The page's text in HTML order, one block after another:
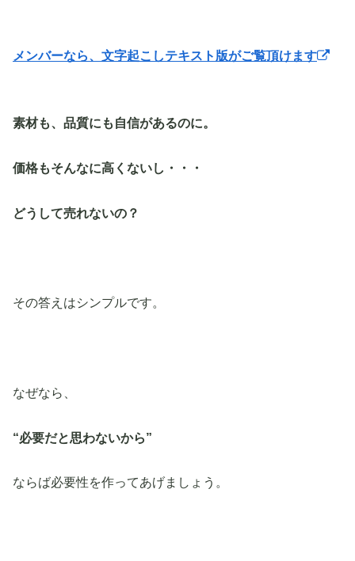
メンバーなら、文字起こしテキスト版がご覧頂けます
素材も、品質にも自信があるのに。
価格もそんなに高くないし・・・
どうして売れないの？
その答えはシンプルです。
なぜなら、
“必要だと思わないから”
ならば必要性を作ってあげましょう。